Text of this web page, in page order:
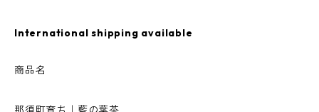
International shipping available
商品名